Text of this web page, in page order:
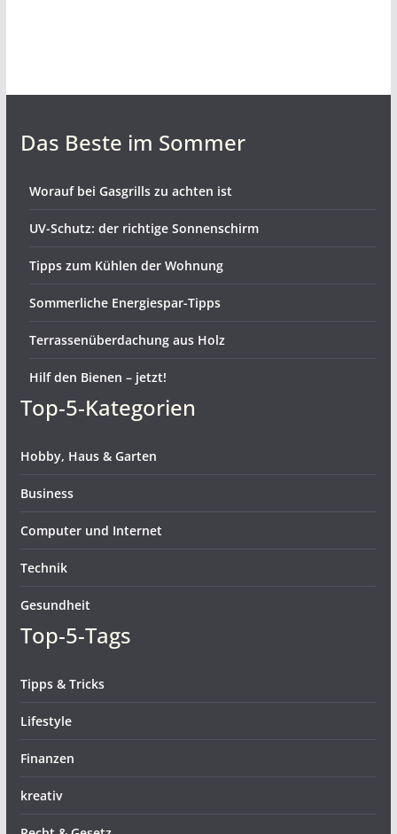
Das Beste im Sommer
Worauf bei Gasgrills zu achten ist
UV-Schutz: der richtige Sonnenschirm
Tipps zum Kühlen der Wohnung
Sommerliche Energiespar-Tipps
Terrassenüberdachung aus Holz
Hilf den Bienen – jetzt!
Top-5-Kategorien
Hobby, Haus & Garten
Business
Computer und Internet
Technik
Gesundheit
Top-5-Tags
Tipps & Tricks
Lifestyle
Finanzen
kreativ